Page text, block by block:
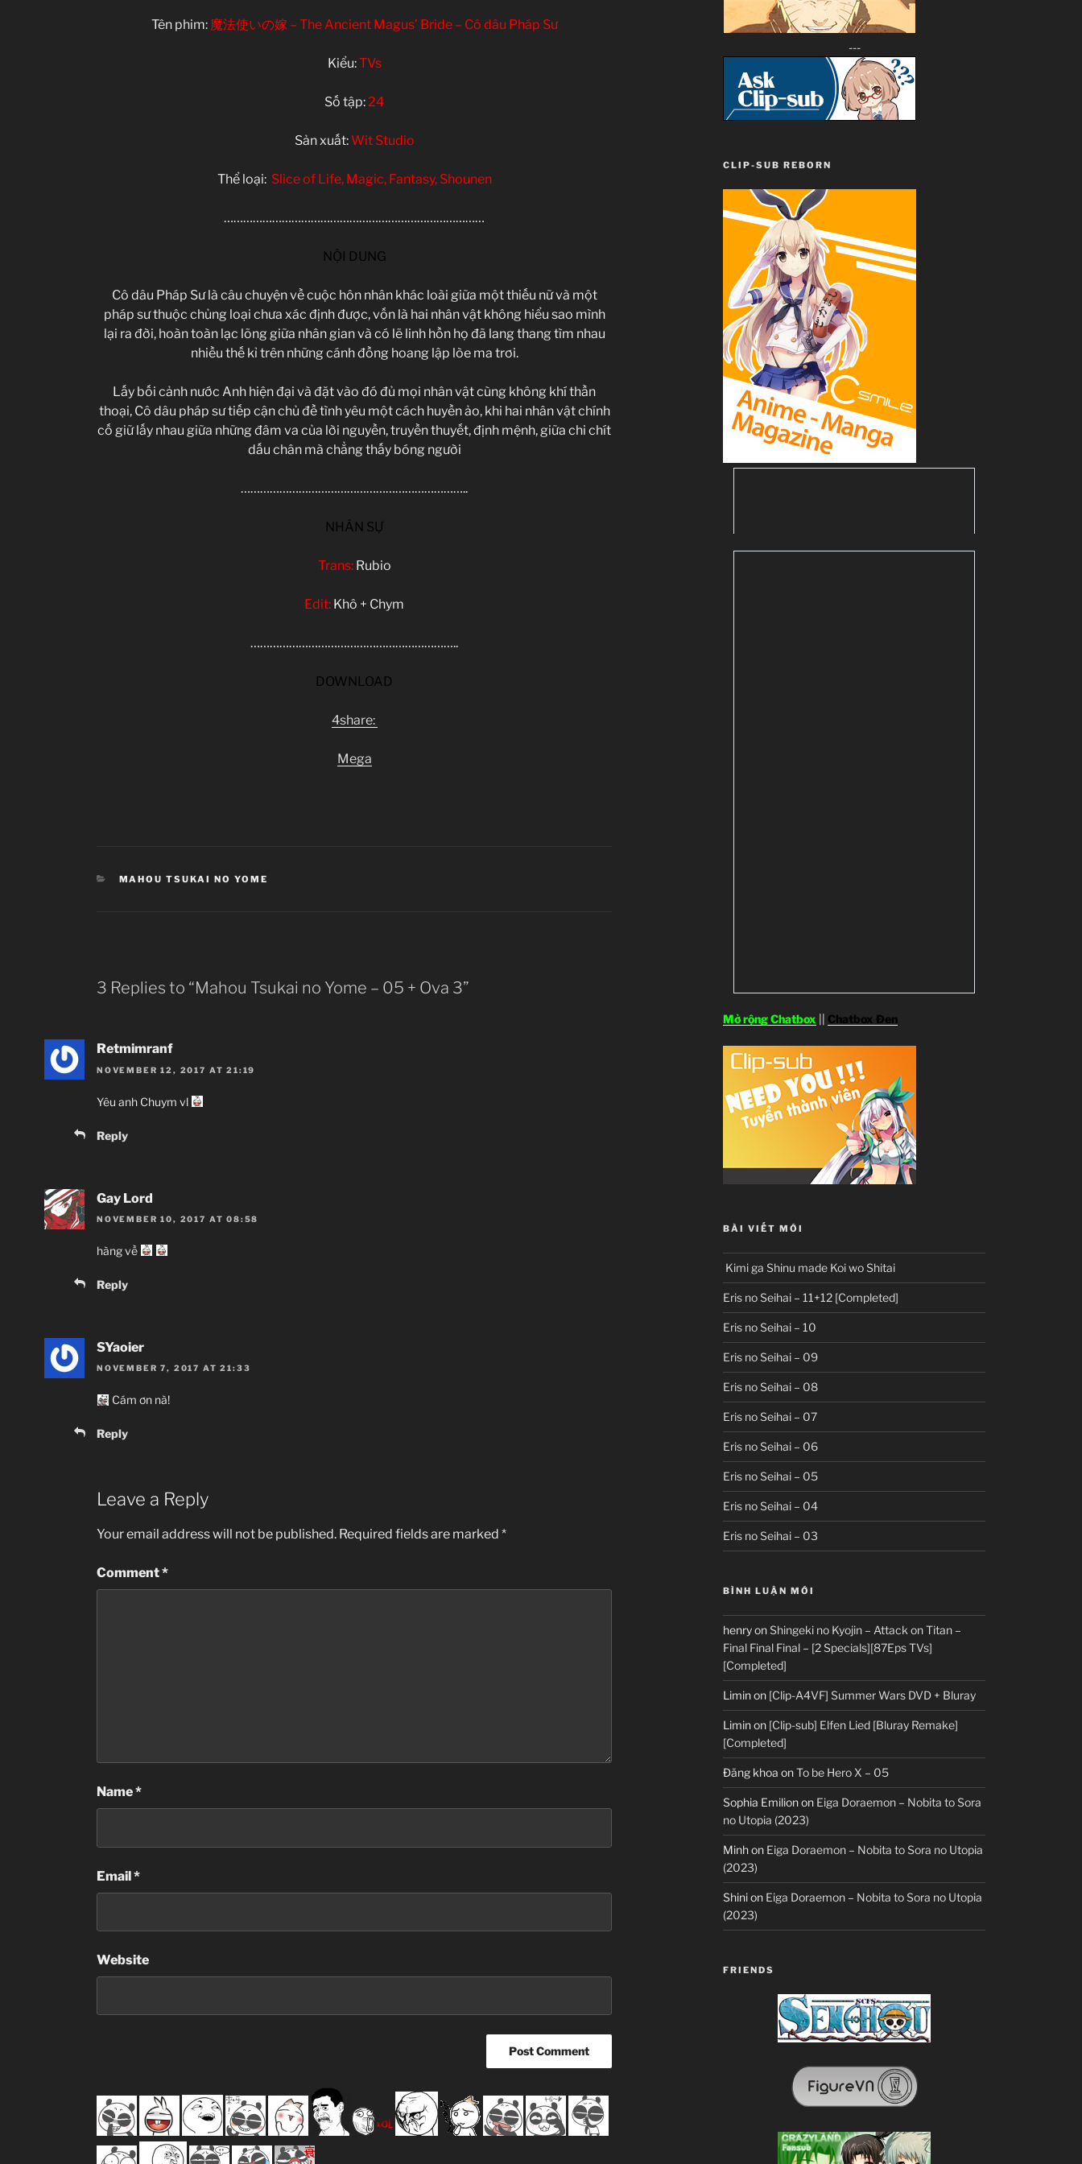
Tên phim:魔法使いの嫁 – The Ancient Magus’ Bride – Cô dâu Pháp Sư
Kiểu:TVs
Số tập:24
Sản xuất:Wit Studio
Thể loại: Slice of Life, Magic, Fantasy, Shounen
………………………………………………………………………
NỘI DUNG
Cô dâu Pháp Sư là câu chuyện về cuộc hôn nhân khác loài giữa một thiếu nữ và một
pháp sư thuộc chủng loại chưa xác định được, vốn là hai nhân vật không hiểu sao mình
lại ra đời, hoàn toàn lạc lõng giữa nhân gian và có lẽ linh hồn họ đã lang thang tìm nhau
nhiều thế kỉ trên những cánh đồng hoang lập lòe ma trơi.
Lấy bối cảnh nước Anh hiện đại và đặt vào đó đủ mọi nhân vật cùng không khí thần
thoại, Cô dâu pháp sư tiếp cận chủ đề tình yêu một cách huyền ảo, khi hai nhân vật chính
cố giữ lấy nhau giữa những đâm va của lời nguyền, truyền thuyết, định mệnh, giữa chi chít
dấu chân mà chẳng thấy bóng người
……………………………………………………………..
NHÂN SỰ
Trans: Rubio
Edit: Khô + Chym
………………………………………………………..
DOWNLOAD
4share:
Mega
CATEGORIES
MAHOU TSUKAI NO YOME
3 Replies to “Mahou Tsukai no Yome – 05 + Ova 3”
Retmimranf
NOVEMBER 12, 2017 AT 21:19
Yêu anh Chuym vl
Reply
Gay Lord
NOVEMBER 10, 2017 AT 08:58
hàng về
Reply
SYaoier
NOVEMBER 7, 2017 AT 21:33
Cám ơn nà!
Reply
Leave a Reply
Your email address will not be published. Required fields are marked *
Comment*
Name*
Email*
Website
---
CLIP-SUB REBORN
Mở rộng Chatbox Chatbox Đen
BÀI VIẾT MỚI
Kimi ga Shinu made Koi wo Shitai
Eris no Seihai – 11+12 [Completed]
Eris no Seihai – 10
Eris no Seihai – 09
Eris no Seihai – 08
Eris no Seihai – 07
Eris no Seihai – 06
Eris no Seihai – 05
Eris no Seihai – 04
Eris no Seihai – 03
BÌNH LUẬN MỚI
henryonShingeki no Kyojin – Attack on Titan –
Final Final Final – [2 Specials][87Eps TVs]
[Completed]
Liminon [Clip-A4VF] Summer Wars DVD + Bluray
Liminon [Clip-sub] Elfen Lied [Bluray Remake]
[Completed]
Đăng khoa onTo be Hero X – 05
Sophia Emilionon Eiga Doraemon – Nobita to Sora
no Utopia (2023)
Minhon Eiga Doraemon – Nobita to Sora no Utopia
(2023)
Shinion Eiga Doraemon – Nobita to Sora no Utopia
(2023)
FRIENDS